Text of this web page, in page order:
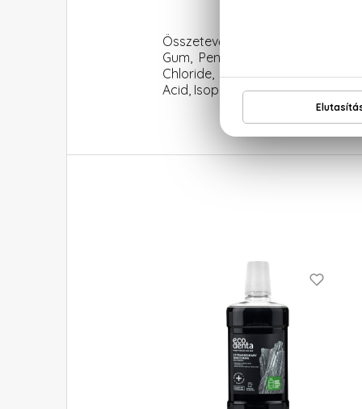
Összetevők: Aqua, Glycerin,
Gum, Pentylene Glycol, Methyl
Chloride, Charcoal Powder,
Acid, Isopropyl Alcohol,